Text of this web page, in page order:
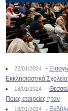
22/01/2024 -
Εκκλησιαστικά
18/01/2024 -
Ποιες εταιρείες ήταν
18/01/2024 -